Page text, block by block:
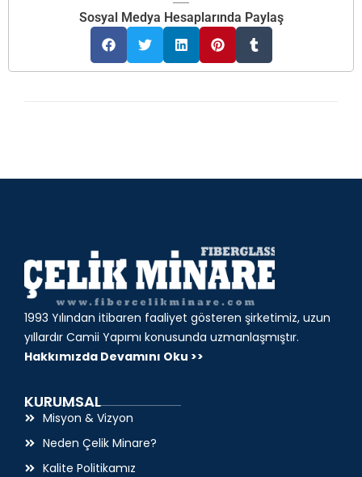
Sosyal Medya Hesaplarında Paylaş
1993 Yılından itibaren faaliyet gösteren şirketimiz, uzun
yıllardır Camii Yapımı konusunda uzmanlaşmıştır.
Hakkımızda Devamını Oku >>
KURUMSAL
Misyon & Vizyon
Neden Çelik Minare?
Kalite Politikamız